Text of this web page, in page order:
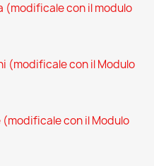
(modificale con il modulo
(modificale con il Modulo
con il Modulo